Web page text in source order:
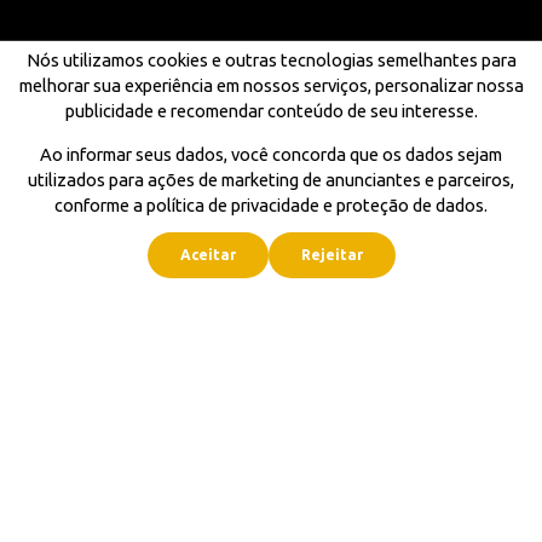
Nós utilizamos cookies e outras tecnologias semelhantes para
melhorar sua experiência em nossos serviços, personalizar nossa
publicidade e recomendar conteúdo de seu interesse.
Ao informar seus dados, você concorda que os dados sejam
utilizados para ações de marketing de anunciantes e parceiros,
conforme a política de privacidade e proteção de dados.
Aceitar Rejeitar